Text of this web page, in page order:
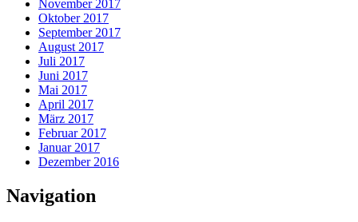
November 2017
Oktober 2017
September 2017
August 2017
Juli 2017
Juni 2017
Mai 2017
April 2017
März 2017
Februar 2017
Januar 2017
Dezember 2016
Navigation